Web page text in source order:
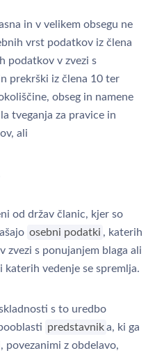
in v velikem obsegu ne
vrst podatkov iz člena
podatkov v zvezi s
prekrški iz člena 10 ter
obseg in namene
tveganja za pravice in
ali
od držav članic, kjer so
osebni podatki , katerih
zvezi s ponujanjem blaga ali
vedenje se spremlja.
s to uredbo
predstavnika, ki ga
povezanimi z obdelavo,